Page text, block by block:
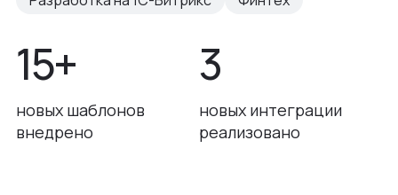
15+
новых шаблонов
внедрено
3
новых интеграции
реализовано